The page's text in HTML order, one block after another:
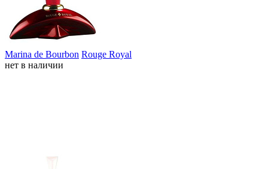
Marina de Bourbon Rouge Royal
нет в наличии